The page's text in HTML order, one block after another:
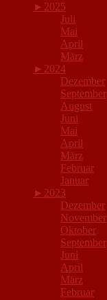
► 2025
Juli
Mai
April
März
► 2024
Dezember
September
August
Juni
Mai
April
März
Februar
Januar
► 2023
Dezember
November
Oktober
September
Juni
April
März
Februar